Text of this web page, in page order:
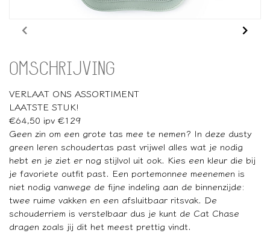
OMSCHRIJVING
VERLAAT ONS ASSORTIMENT
LAATSTE STUK!
€64,50 ipv €129
Geen zin om een grote tas mee te nemen? In deze dusty
green leren schoudertas past vrijwel alles wat je nodig
hebt en je ziet er nog stijlvol uit ook. Kies een kleur die bij
je favoriete outfit past. Een portemonnee meenemen is
niet nodig vanwege de fijne indeling aan de binnenzijde:
twee ruime vakken en een afsluitbaar ritsvak. De
schouderriem is verstelbaar dus je kunt de Cat Chase
dragen zoals jij dit het meest prettig vindt.